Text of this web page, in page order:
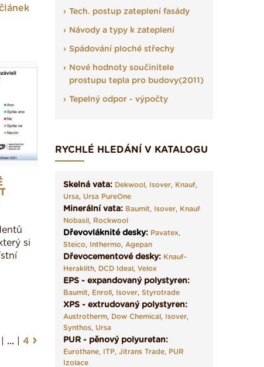
si
... 4 ›
Tech. postup zateplení fasády
Návody a typy k zateplení
Spádování ploché střechy
Nové hodnoty součinitele
prostupu tepla pro budovy(2011)
Tepelný odpor - výpočty
RYCHLÉ HLEDÁNÍ V KATALOGU
Skelná vata: Dekwool, Isover, Knauf,
Ursa, Ursa PureOne
Minerální vata: Baumit, Isover, Knauf
Nobasil, Rockwool
Dřevovláknité desky: Pavatex,
Steico, Inthermo, Agepan
Dřevocementové desky: Knauf-
Heraklith, DCD Ideal, Velox
EPS - expandovaný polystyren:
Baumit, Enroll, Isover, Styrotrade
XPS - extrudovaný polystyren:
Austrotherm, Dow Chemical, Isover,
Synthos, Ursa
PUR - pěnový polyuretan:
Eurothane, ITP, Jitrans Trade, PUR
Izolace